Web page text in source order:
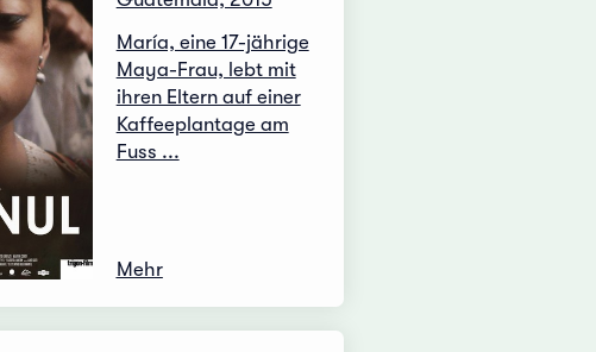
María, eine 17-jährige
Maya-Frau, lebt mit
ihren Eltern auf einer
Kaffeeplantage am
Fuss ...
Mehr